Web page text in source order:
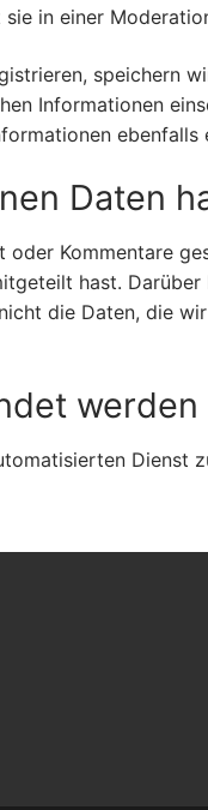
in einer
speichern
Informationen
ebenfalls
Daten
Kommentare
hast.
die Daten, die
werden
Dienst